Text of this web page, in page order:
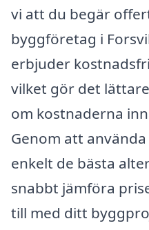
vi att du begär
byggföretag i
erbjuder
vilket gör det
om kostnaderna
Genom att
enkelt de bästa
snabbt jämföra
till med ditt